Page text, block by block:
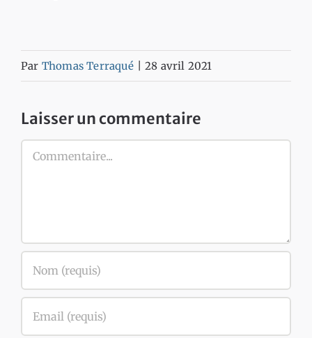
Par Thomas Terraqué 28 avril 2021
Laisser un commentaire
Commentaire